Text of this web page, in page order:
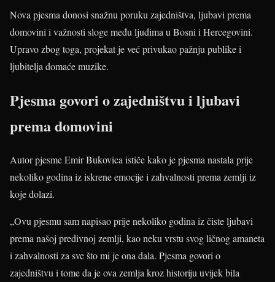
Nova pjesma donosi snažnu poruku zajedništva, ljubavi prema
domovini i važnosti sloge među ljudima u Bosni i Hercegovini.
Upravo zbog toga, projekat je već privukao pažnju publike i
ljubitelja domaće muzike.
Pjesma govori o zajedništvu i ljubavi
prema domovini
Autor pjesme Emir Bukovica ističe kako je pjesma nastala prije
nekoliko godina iz iskrene emocije i zahvalnosti prema zemlji iz
koje dolazi.
„Ovu pjesmu sam napisao prije nekoliko godina iz čiste ljubavi
prema našoj predivnoj zemlji, kao neku vrstu svog ličnog amaneta
i zahvalnosti za sve što mi je ona dala. Pjesma govori o
zajedništvu i tome da je ova zemlja kroz historiju uvijek bila